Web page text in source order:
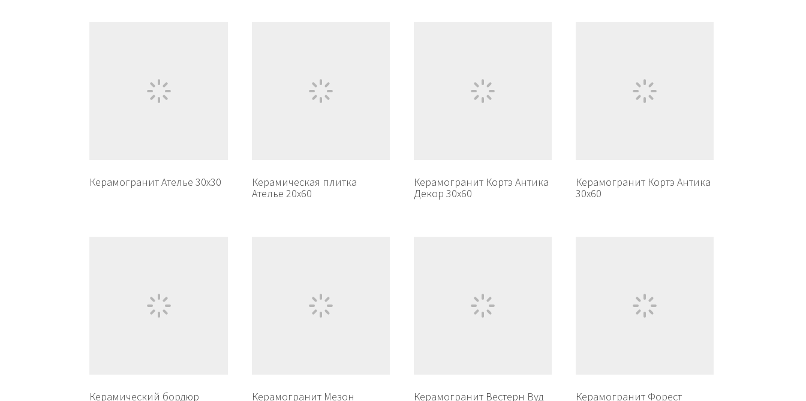
Керамогранит Ателье 30х30
Керамическая плитка
Ателье 20х60
Керамогранит Кортэ Антика
Декор 30х60
Керамогранит Кортэ Антика
30х60
Керамический бордюр Керамогранит Мезон Керамогранит Вестерн Вуд Керамогранит Форест